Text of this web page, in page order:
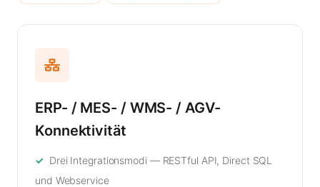
ERP- / MES- / WMS- / AGV-
Konnektivität
Drei Integrationsmodi — RESTful API, Direct SQL
und Webservice